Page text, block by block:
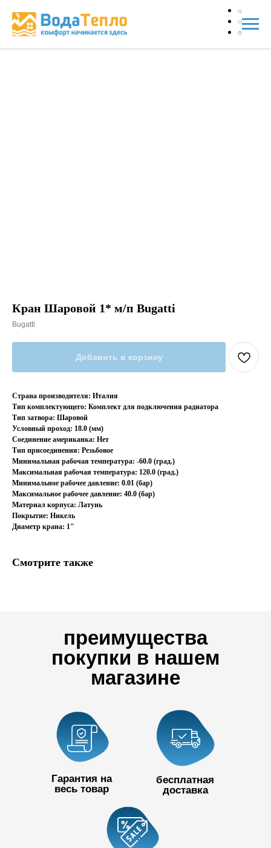
Кран Шаровой 1* м/п Bugatti
Bugatti
Добавить в корзину
Страна производителя: Италия
Тип комплектующего: Комплект для подключения радиатора
Тип затвора: Шаровой
Условный проход: 18.0 (мм)
Соединение американка: Нет
Тип присоединения: Резьбовое
Минимальная рабочая температура: -60.0 (град.)
Максимальная рабочая температура: 120.0 (град.)
Минимальное рабочее давление: 0.01 (бар)
Максимальное рабочее давление: 40.0 (бар)
Материал корпуса: Латунь
Покрытие: Никель
Диаметр крана: 1"
Смотрите также
преимущества
покупки в нашем
магазине
Гарантия на
весь товар
бесплатная
доставка
+7 727 390
50 32